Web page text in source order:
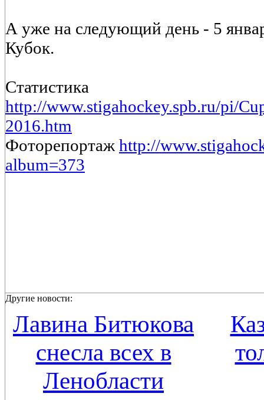
А уже на следующий день - 5
Кубок.
Статистика
http://www.stigahockey.spb.ru/pi/
2016.htm
Фоторепортажhttp://
album=373
Другие новости:
Лавина Битюкова
снесла всех в
Ленобласти